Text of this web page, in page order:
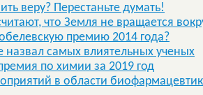
веру? Перестаньте думать!
что Земля не вращается
премию 2014 года?
назвал самых влиятельных ученых
по химии за 2019 год
в области